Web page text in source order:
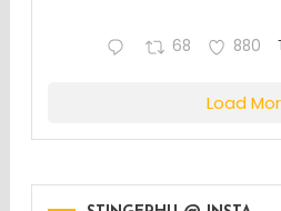
68 880
Load